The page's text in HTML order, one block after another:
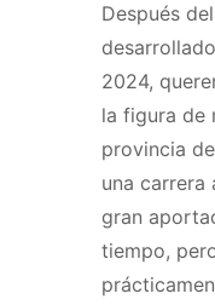
Después
2024,
la figura de
provincia
una carrera
gran
tiempo,